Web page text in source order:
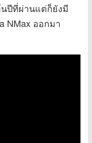
นปีที่ผ่านแต่ก็ยังมี
NMax ออกมา